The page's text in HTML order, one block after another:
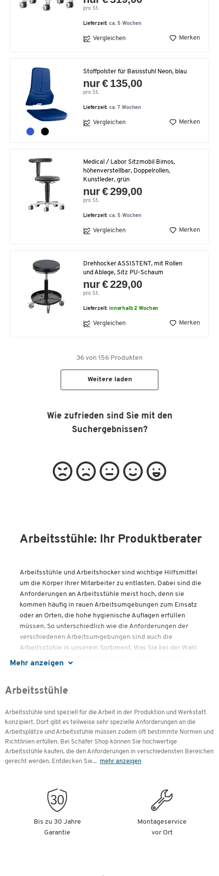
pro St.
Lieferzeit:ca. 5 Wochen
Vergleichen Merken
Stoffpolster für Basisstuhl Neon, blau
nur € 135,00
pro St.
Lieferzeit:ca. 7 Wochen
Vergleichen Merken
Medical / Labor Sitzmobil Bimos,
höhenverstellbar, Doppelrollen,
Kunstleder, grün
nur € 299,00
pro St.
Lieferzeit:ca. 5 Wochen
Vergleichen Merken
Drehhocker ASSISTENT, mit Rollen
und Ablage, Sitz PU-Schaum
nur € 229,00
pro St.
Lieferzeit:innerhalb 2 Wochen
Vergleichen Merken
36 von 156 Produkten
Weitere laden
Wie zufrieden sind Sie mit den
Suchergebnissen?
Mehr anzeigen
Arbeitsstühle: Ihr Produktberater
Arbeitsstühle und Arbeitshocker sind wichtige Hilfsmittel
um die Körper Ihrer Mitarbeiter zu entlasten. Dabei sind die
Anforderungen an Arbeitsstühle meist hoch, denn sie
kommen häufig in rauen Arbeitsumgebungen zum Einsatz
oder an Orten, die hohe hygienische Auflagen erfüllen
müssen. So unterschiedlich wie die Anforderungen der
verschiedenen Arbeitsumgebungen sind auch die
Arbeitsstühle in unserem Sortiment. Was Sie bei der Wahl
des richtigen Arbeitsstuhls beachten sollten, erklären wir
Ihnen hier.
Inhalte
So finden Sie den richtigen Arbeitsstuhl
Verschiedene Modelle und die wichtigsten
Eigenschaften
Krankheitsbedingten Ausfällen mit den richtigen
Arbeitsstühlen vorbeugen
Hochwertige Materialien
Arbeitsstühle
Arbeitsstühle sind speziell für die Arbeit in der Produktion und Werkstatt
konzipiert. Dort gibt es teilweise sehr spezielle Anforderungen an die
Arbeitsplätze und Arbeitsstühle müssen zudem oft bestimmte Normen und
Richtlinien erfüllen. Bei Schäfer Shop können Sie hochwertige
Arbeitsstühle kaufen, die den Anforderungen in verschiedensten Bereichen
gerecht werden. Entdecken Sie... mehr anzeigen
Bis zu 30 Jahre
Garantie
Montageservice
vor Ort